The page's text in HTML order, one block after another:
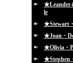
★Leander
le
★Stewart
★Joan・
★Olivia・
★Stephen